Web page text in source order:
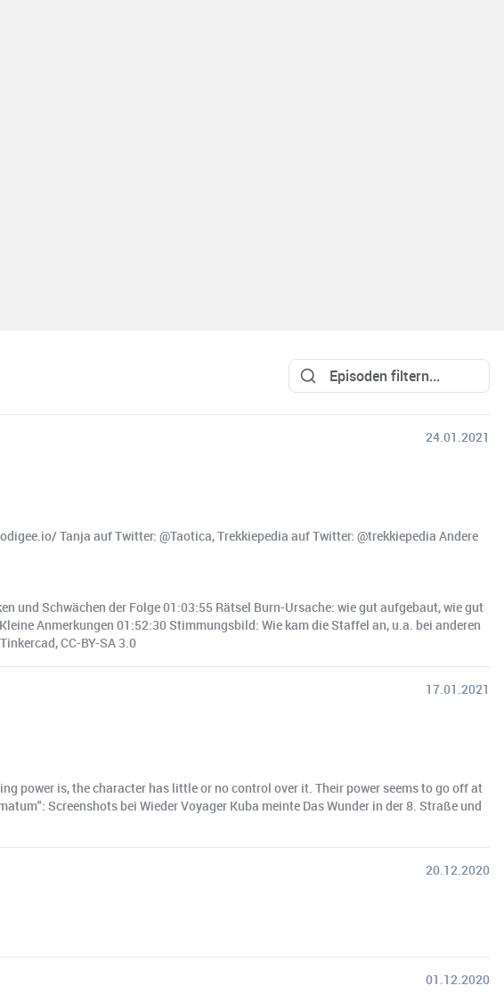
24.01.2021
Tanja auf Twitter: @Taotica, Trekkiepedia auf Twitter: @trekkiepedia Andere
und Schwächen der Folge 01:03:55 Rätsel Burn-Ursache: wie gut aufgebaut, wie gut
Anmerkungen 01:52:30 Stimmungsbild: Wie kam die Staffel an, u.a. bei anderen
CC-BY-SA 3.0
17.01.2021
power is, the character has little or no control over it. Their power seems to go off at
Screenshots bei Wieder Voyager Kuba meinte Das Wunder in der 8. Straße und
20.12.2020
01.12.2020